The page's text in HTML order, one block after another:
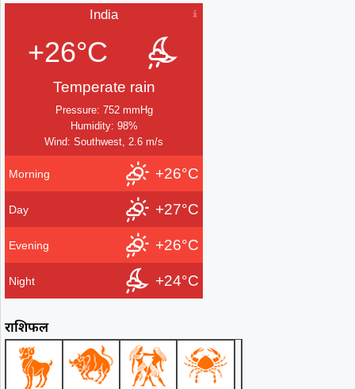
India
+26°C
Temperate rain
Pressure: 752 mmHg
Humidity: 98%
Wind: Southwest, 2.6 m/s
Morning +26°C
Day +27°C
Evening +26°C
Night +24°C
राशिफल